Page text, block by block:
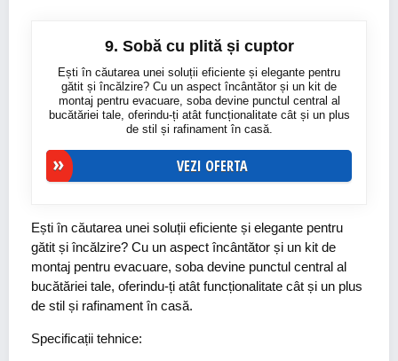
9. Sobă cu plită și cuptor
Ești în căutarea unei soluții eficiente și elegante pentru
gătit și încălzire? Cu un aspect încântător și un kit de
montaj pentru evacuare, soba devine punctul central al
bucătăriei tale, oferindu-ți atât funcționalitate cât și un plus
de stil și rafinament în casă.
VEZI OFERTA
Ești în căutarea unei soluții eficiente și elegante pentru
gătit și încălzire? Cu un aspect încântător și un kit de
montaj pentru evacuare, soba devine punctul central al
bucătăriei tale, oferindu-ți atât funcționalitate cât și un plus
de stil și rafinament în casă.
Specificații tehnice: